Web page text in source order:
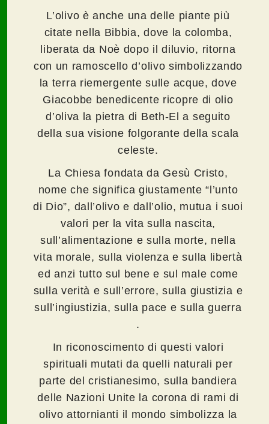
L’olivo è anche una delle piante più
citate nella Bibbia, dove la colomba,
liberata da Noè dopo il diluvio, ritorna
con un ramoscello d’olivo simbolizzando
la terra riemergente sulle acque, dove
Giacobbe benedicente ricopre di olio
d’oliva la pietra di Beth-El a seguito
della sua visione folgorante della scala
celeste.
La Chiesa fondata da Gesù Cristo,
nome che significa giustamente “l’unto
di Dio”, dall’olivo e dall’olio, mutua i suoi
valori per la vita sulla nascita,
sull’alimentazione e sulla morte, nella
vita morale, sulla violenza e sulla libertà
ed anzi tutto sul bene e sul male come
sulla verità e sull’errore, sulla giustizia e
sull’ingiustizia, sulla pace e sulla guerra
.
In riconoscimento di questi valori
spirituali mutati da quelli naturali per
parte del cristianesimo, sulla bandiera
delle Nazioni Unite la corona di rami di
olivo attornianti il mondo simbolizza la